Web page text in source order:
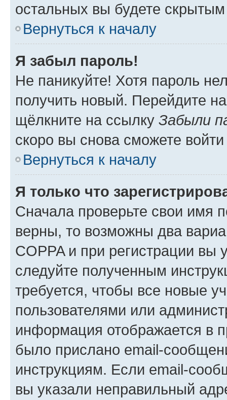
остальных вы будете
Вернуться к началу
Я забыл пароль!
Не паникуйте! Хотя пароль
получить новый. Перейдите
щёлкните на ссылку Забыли
скоро вы снова сможете
Вернуться к началу
Я только что
Сначала проверьте свои имя
верны, то возможны два
COPPA и при регистрации вы
следуйте полученным
требуется, чтобы все новые
пользователями или
информация отображается в
было прислано email-
инструкциям. Если email-
вы указали неправильный